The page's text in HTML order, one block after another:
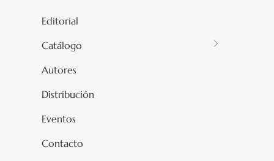
Editorial
Catálogo
Autores
Distribución
Eventos
Contacto